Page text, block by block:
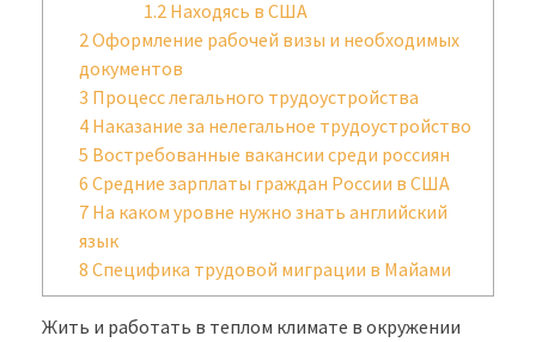
1.2 Находясь в США
2Оформление рабочей визы и необходимых
документов
3 Процесс легального трудоустройства
4 Наказание за нелегальное трудоустройство
5 Востребованные вакансии среди россиян
6 Средние зарплаты граждан России в США
7 На каком уровне нужно знать английский
язык
8 Специфика трудовой миграции в Майами
Жить и работать в теплом климате в окружении